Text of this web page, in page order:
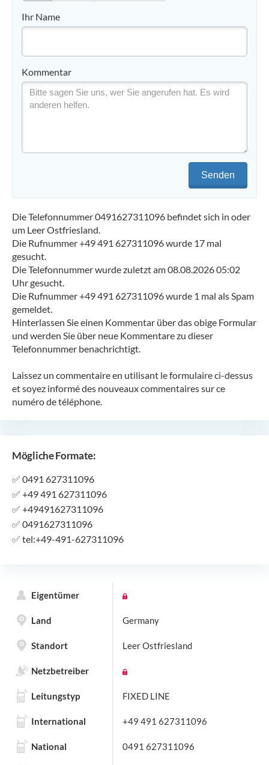
Ihr Name
Kommentar
Senden
Die Telefonnummer 0491627311096 befindet sich in oder
um Leer Ostfriesland.
Die Rufnummer +49 491 627311096 wurde 17 mal
gesucht.
Die Telefonnummer wurde zuletzt am 08.08.2026 05:02
Uhr gesucht.
Die Rufnummer +49 491 627311096 wurde 1 mal als Spam
gemeldet.
Hinterlassen Sie einen Kommentar über das obige Formular
und werden Sie über neue Kommentare zu dieser
Telefonnummer benachrichtigt.
Laissez un commentaire en utilisant le formulaire ci-dessus
et soyez informé des nouveaux commentaires sur ce
numéro de téléphone.
Mögliche Formate:
✅ 0491 627311096
✅ +49 491 627311096
✅ +49491627311096
✅ 0491627311096
✅ tel:+49-491-627311096
Eigentümer
Land Germany
Standort Leer Ostfriesland
Netzbetreiber
Leitungstyp FIXED LINE
International +49 491 627311096
National 0491 627311096